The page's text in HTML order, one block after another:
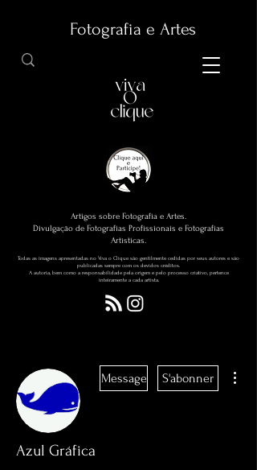
Fotografia e Artes
Artigos sobre Fotografia e Artes.
Divulgação de Fotografias Profissionais e Fotografias
Artísticas.
Todas as imagens apresentadas no Viva o Clique são gentilmente cedidas por seus autores e são
publicadas sempre com os devidos créditos.
A autoria, bem como a responsabilidade pela origem e pelo processo criativo, pertence
inteiramente a cada artista.
Message S'abonner
Azul Gráfica